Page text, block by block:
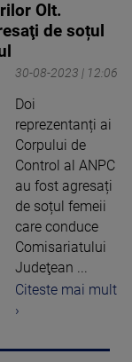
Olt.
de soțul
30-08-2023 | 12:06
Doi
reprezentanți ai
Corpului de
Control al ANPC
au fost agresați
de soțul femeii
care conduce
Comisariatului
Judeţean ...
Citeste mai mult
›